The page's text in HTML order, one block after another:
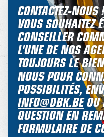
CONTACTEZ-NOUS
VOUS SOUHAITEZ
CONSEILLER
L'UNE DE NOS
TOUJOURS LE
NOUS POUR
POSSIBILITÉS,
INFO@DBK.BEOU
QUESTION EN
FORMULAIRE DE